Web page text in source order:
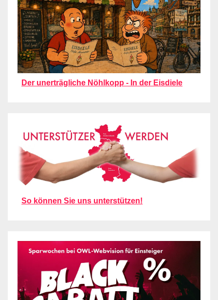
Der unerträgliche Nöhlkopp - In der Eisdiele
So können Sie uns unterstützen!